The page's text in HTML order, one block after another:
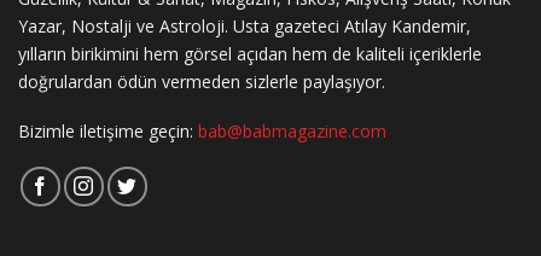
Yazar, Nostalji ve Astroloji. Usta gazeteci Atılay Kandemir,
yılların birikimini hem görsel açıdan hem de kaliteli içeriklerle
doğrulardan ödün vermeden sizlerle paylaşıyor.
Bizimle iletişime geçin: bab@babmagazine.com